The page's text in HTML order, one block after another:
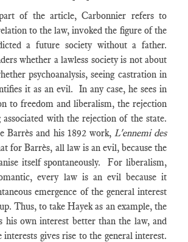
of the article, Carbonnier refers to
to the law, invoked the figure of the
a future society without a father.
whether a lawless society is not about
psychoanalysis, seeing castration in
it as an evil. In any case, he sees in
to freedom and liberalism, the rejection
with the rejection of the state.
Barrès and his 1892 work, L'ennemi des
for Barrès, all law is an evil, because the
itself spontaneously. For liberalism,
every law is an evil because it
emergence of the general interest
Thus, to take Hayek as an example, the
his own interest better than the law, and
interests gives rise to the general interest.